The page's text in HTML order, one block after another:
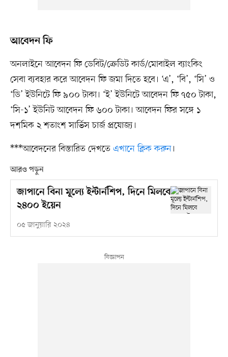
আবেদন ফি
অনলাইনে আবেদন ফি ডেবিট/ক্রেডিট কার্ড/মোবাইল ব্যাংকিং
সেবা ব্যবহার করে আবেদন ফি জমা দিতে হবে। ‘এ’, ‘বি’, ‘সি’ ও
‘ডি’ ইউনিটে ফি ৯০০ টাকা। ‘ই’ ইউনিটে আবেদন ফি ৭৫০ টাকা,
‘সি-১’ ইউনিট আবেদন ফি ৬০০ টাকা। আবেদন ফির সঙ্গে ১
দশমিক ২ শতাংশ সার্ভিস চার্জ প্রযোজ্য।
***আবেদনের বিস্তারিত দেখতে এখানে ক্লিক করুন।
আরও পড়ুন
জাপানে বিনা মূল্যে ইন্টার্নশিপ, দিনে মিলবে
২৪০০ ইয়েন
০৫ জানুয়ারি ২০২৪